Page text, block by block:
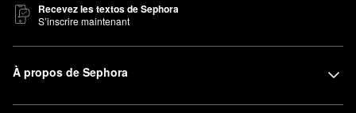
Recevez les textos de Sephora
S’inscrire maintenant
À propos de Sephora